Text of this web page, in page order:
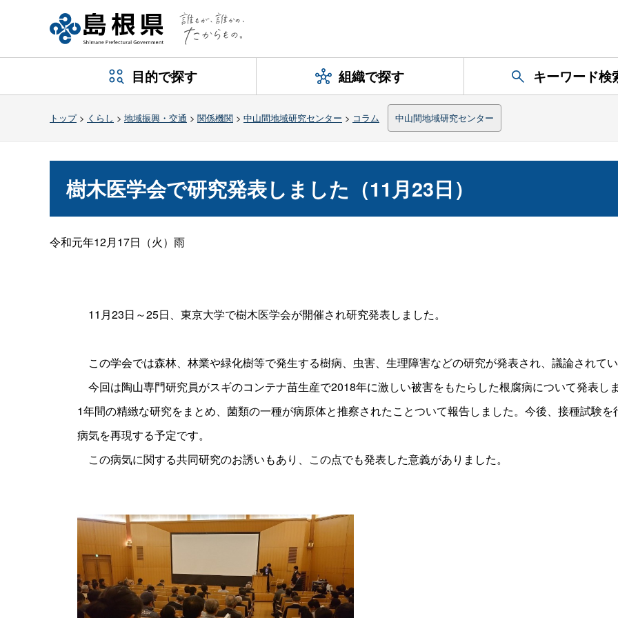
目的で探す 組織で探す キーワード検
トップ> くらし > 地域振興・交通 > 関係機関 > 中山間地域研究センター > コラム 中山間地域研究センター
樹木医学会で研究発表しました（11月23日）
令和元年12月17日（火）雨
11月23日～25日、東京大学で樹木医学会が開催され研究発表しました。
この学会では森林、林業や緑化樹等で発生する樹病、虫害、生理障害などの研究が発表され、議論されてい
今回は陶山専門研究員がスギのコンテナ苗生産で2018年に激しい被害をもたらした根腐病について発表しま
1年間の精緻な研究をまとめ、菌類の一種が病原体と推察されたことついて報告しました。今後、接種試験を
病気を再現する予定です。
この病気に関する共同研究のお誘いもあり、この点でも発表した意義がありました。